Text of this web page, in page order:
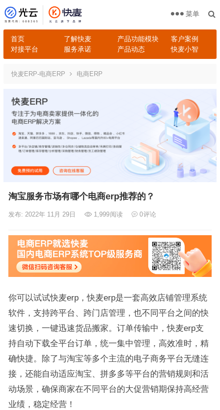
首页 了解快麦 产品功能模块
客户案例
对接平台
服务承诺 产品动态 快麦小智
菜单
快麦ERP-电商ERP 电商ERP
淘宝服务市场有哪个电商erp推荐的？
发布: 2022年 11月 29日 1,999阅读 0评论
你可以试试快麦erp，快麦erp是一套高效店铺管理系统
软件，支持跨平台、跨门店管理，也不同平台之间的快
速切换，一键迅速货品搬家。订单传输中，快麦erp支
持自动下载全平台订单，统一集中管理，高效准时，精
确快捷。除了与淘宝等多个主流的电子商务平台无缝连
接，还能自动适应淘宝、拼多多等平台的营销规则和活
动场景，确保商家在不同平台的大促营销期保持高经营
业绩，稳定经营！